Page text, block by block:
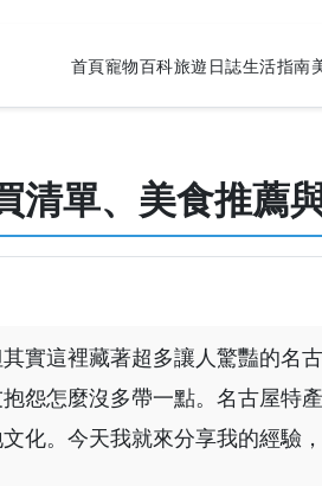
首頁寵物百科旅遊日誌生活指南
清單、美食推薦
實這裡藏著超多讓人驚豔的名
怨怎麼沒多帶一點。名古屋特
化。今天我就來分享我的經驗